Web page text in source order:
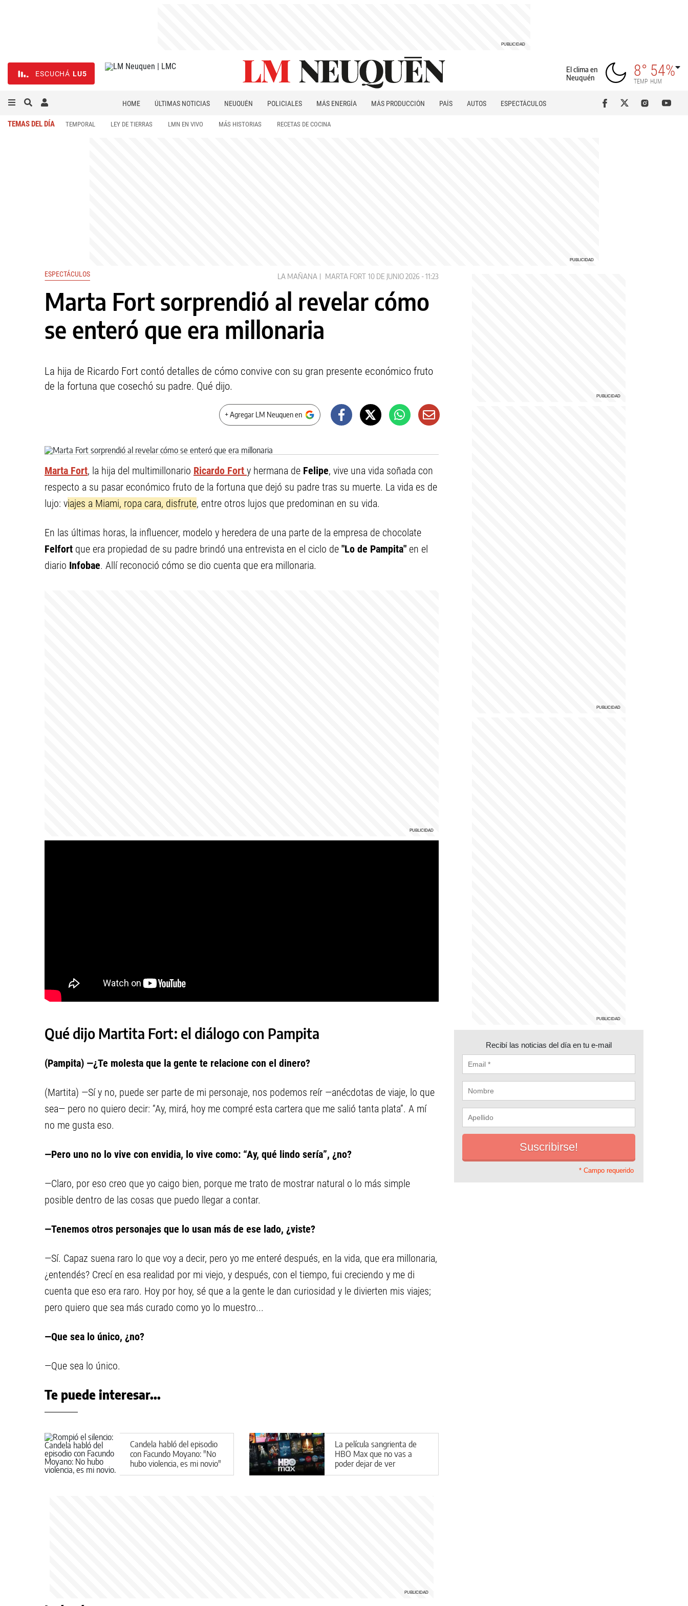
ESCUCHÁ LU5
El clima en
Neuquén
8°
TEMP
54%
HUM
HOME ÚLTIMAS NOTICIAS NEUQUÉN POLICIALES MÁS ENERGÍA MÁS PRODUCCIÓN PAÍS AUTOS
ESPECTÁCULOS
TEMAS DEL DÍA TEMPORAL LEY DE TIERRAS LMN EN VIVO MÁS HISTORIAS RECETAS DE COCINA
ESPECTÁCULOS LA MAÑANA MARTA FORT 10 DE JUNIO 2026 - 11:23
Marta Fort sorprendió al revelar cómo
se enteró que era millonaria
La hija de Ricardo Fort contó detalles de cómo convive con su gran presente económico fruto
de la fortuna que cosechó su padre. Qué dijo.
+ Agregar LM Neuquen en
Marta Fort, la hija del multimillonario Ricardo Fort y hermana de Felipe, vive una vida soñada con
respecto a su pasar económico fruto de la fortuna que dejó su padre tras su muerte. La vida es de
lujo: viajes a Miami, ropa cara, disfrute, entre otros lujos que predominan en su vida.
En las últimas horas, la influencer, modelo y heredera de una parte de la empresa de chocolate
Felfort que era propiedad de su padre brindó una entrevista en el ciclo de "Lo de Pampita" en el
diario Infobae. Allí reconoció cómo se dio cuenta que era millonaria.
Qué dijo Martita Fort: el diálogo con Pampita
(Pampita) —¿Te molesta que la gente te relacione con el dinero?
(Martita) —Sí y no, puede ser parte de mi personaje, nos podemos reír —anécdotas de viaje, lo que
sea— pero no quiero decir: “Ay, mirá, hoy me compré esta cartera que me salió tanta plata”. A mí
no me gusta eso.
—Pero uno no lo vive con envidia, lo vive como: “Ay, qué lindo sería”, ¿no?
—Claro, por eso creo que yo caigo bien, porque me trato de mostrar natural o lo más simple
posible dentro de las cosas que puedo llegar a contar.
—Tenemos otros personajes que lo usan más de ese lado, ¿viste?
—Sí. Capaz suena raro lo que voy a decir, pero yo me enteré después, en la vida, que era millonaria,
¿entendés? Crecí en esa realidad por mi viejo, y después, con el tiempo, fui creciendo y me di
cuenta que eso era raro. Hoy por hoy, sé que a la gente le dan curiosidad y le divierten mis viajes;
pero quiero que sea más curado como yo lo muestro...
—Que sea lo único, ¿no?
—Que sea lo único.
Te puede interesar...
Candela habló del episodio
con Facundo Moyano: "No
hubo violencia, es mi novio"
La película sangrienta de
HBO Max que no vas a
poder dejar de ver
Recibí las noticias del día en tu e-mail
* Campo requerido